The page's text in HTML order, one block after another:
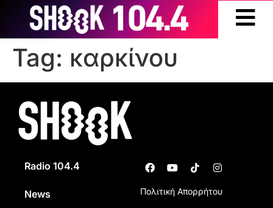
Tag: καρκίνου
Radio 104.4
News Πολιτική Απορρήτου